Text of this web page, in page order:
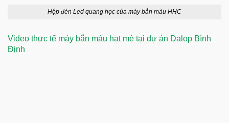
Hộp đèn Led quang học của máy bắn màu HHC
Video thực tế máy bắn màu hạt mè tại dự án Dalop Bình
Định